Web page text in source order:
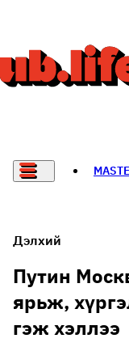
THE
Дэлхий
Путин
ярьж,
гэж хэллээ